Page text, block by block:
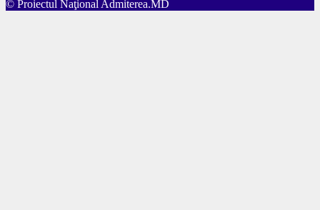
© Proiectul Naţional Admiterea.MD